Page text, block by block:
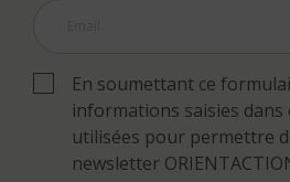
En soumettant ce
informations saisies
utilisées pour permettre
newsletter